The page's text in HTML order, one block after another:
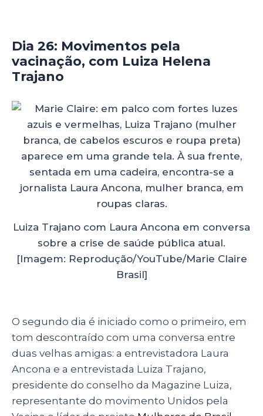
Dia 26: Movimentos pela
vacinação, com Luiza Helena
Trajano
Luiza Trajano com Laura Ancona em conversa
sobre a crise de saúde pública atual.
[Imagem: Reprodução/YouTube/Marie Claire
Brasil]
O segundo dia é iniciado como o primeiro, em
tom descontraído com uma conversa entre
duas velhas amigas: a entrevistadora Laura
Ancona e a entrevistada Luiza Trajano,
presidente do conselho da Magazine Luiza,
representante do movimento Unidos pela